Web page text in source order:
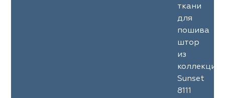
ткани
для
пошива
штор
из
Sunset
8111